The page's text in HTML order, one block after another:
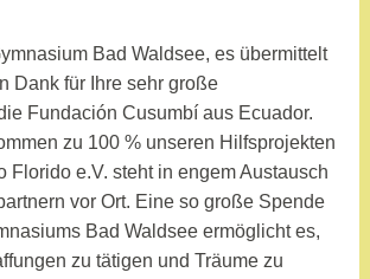
Bad Waldsee, es übermittelt
Dank für Ihre sehr große
Fundación Cusumbí aus Ecuador.
zu 100 % unseren Hilfsprojekten
Florido e.V. steht in engem Austausch
vor Ort. Eine so große Spende
Bad Waldsee ermöglicht es,
zu tätigen und Träume zu